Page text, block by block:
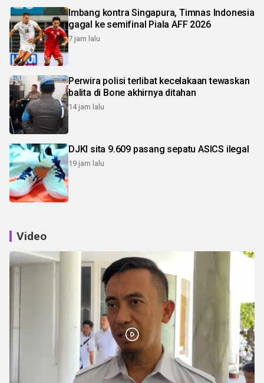
Imbang kontra Singapura, Timnas Indonesia
gagal ke semifinal Piala AFF 2026
7 jam lalu
Perwira polisi terlibat kecelakaan tewaskan
balita di Bone akhirnya ditahan
14 jam lalu
DJKI sita 9.609 pasang sepatu ASICS ilegal
19 jam lalu
Video